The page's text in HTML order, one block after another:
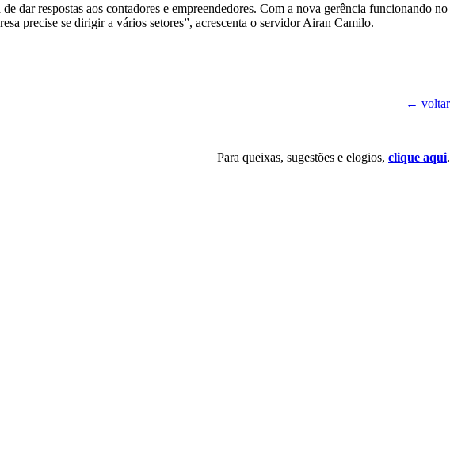
dar respostas aos contadores e empreendedores. Com a nova gerência funcionando no
precise se dirigir a vários setores”, acrescenta o servidor Airan Camilo.
← voltar
Para queixas, sugestões e elogios, clique aqui.